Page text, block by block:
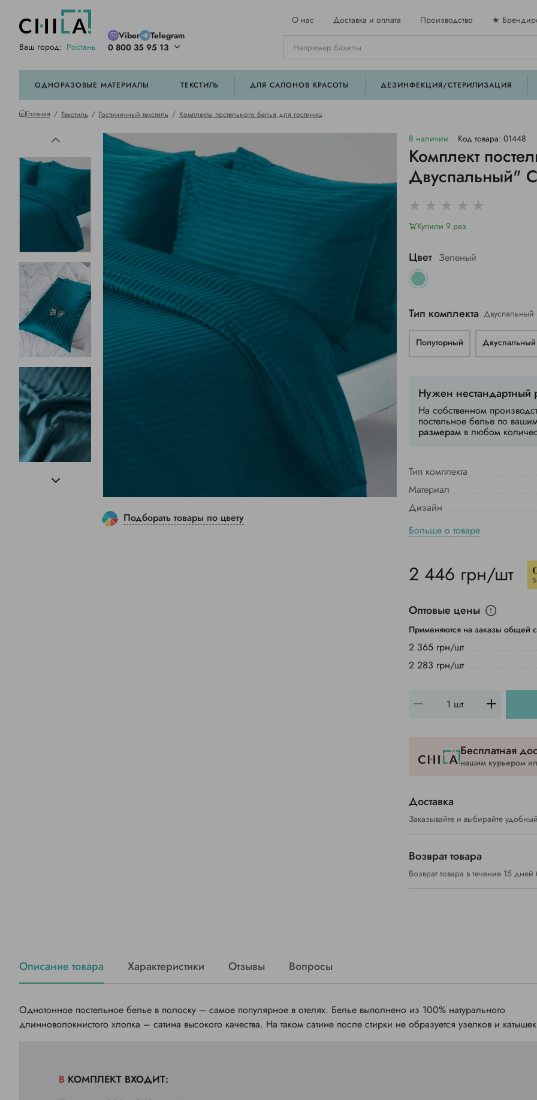
Ваш город: Ростань
Viber
Telegram
0 800 35 95 13
О нас Доставка и оплата Производство ★
ОДНОРАЗОВЫЕ МАТЕРИАЛЫ ТЕКСТИЛЬ ДЛЯ САЛОНОВ КРАСОТЫ ДЕЗИНФЕКЦИЯ/СТЕРИЛИЗАЦИЯ
Главная Текстиль Гостиничный текстиль Комплекты постельного белья для гостиниц
Подборать товары по цвету
В наличии Код товара: 01448
Комплект
Двуспальный"
Купили 9 раз
Цвет Зеленый
Тип комплекта Двуспальный
Полуторный Двуспальный
Нужен нестандартный
На собственном
постельное белье по
размерам в любом
Тип комплекта
Материал
Дизайн
Больше о товаре
2 446 грн/шт
Оптовые цены
Применяются на заказы общей
2 365 грн/шт
2 283 грн/шт
Бесплатная
нашим курьером
Доставка
Заказывайте и выбирайте
Возврат товара
Возврат товара в течение 15 дней
Описание товара Характеристики Отзывы Вопросы
Однотонное постельное белье в полоску – самое популярное в отелях. Белье выполнено из 100% натурального
длинноволокнистого хлопка – сатина высокого качества. На таком сатине после стирки не образуется узелков и
В КОМПЛЕКТ ВХОДИТ: